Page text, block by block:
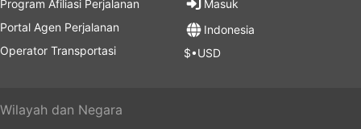
Program Afiliasi Perjalanan
Portal Agen Perjalanan
Operator Transportasi
Masuk
Indonesia
$•USD
Wilayah dan Negara